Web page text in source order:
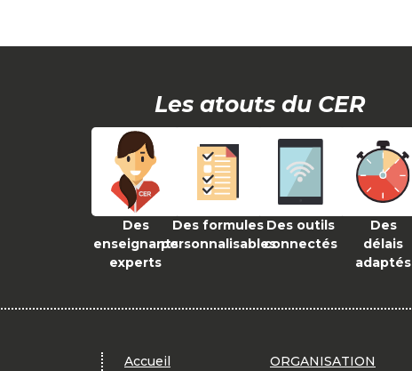
Les atouts du CER
Des
enseignants
experts
Des formules
personnalisables
Des outils
connectés
Des
délais
adaptés
Accueil
ORGANISATION